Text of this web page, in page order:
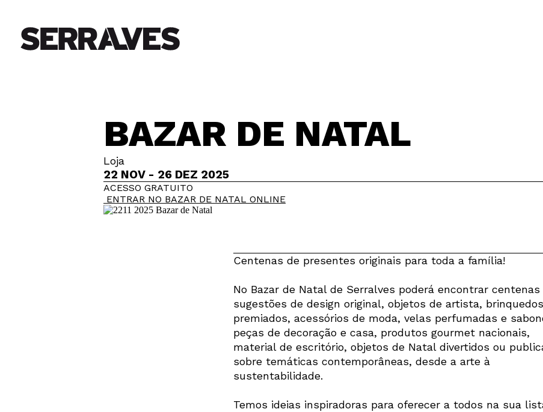
BAZAR DE NATAL
Loja
22 NOV - 26 DEZ 2025
ACESSO GRATUITO
ENTRAR NO BAZAR DE NATAL ONLINE
Centenas de presentes originais para toda a família!
No Bazar de Natal de Serralves poderá encontrar centenas
sugestões de design original, objetos de artista, brinquedos
premiados, acessórios de moda, velas perfumadas e
peças de decoração e casa, produtos gourmet nacionais,
material de escritório, objetos de Natal divertidos ou
sobre temáticas contemporâneas, desde a arte à
sustentabilidade.
Temos ideias inspiradoras para oferecer a todos na sua